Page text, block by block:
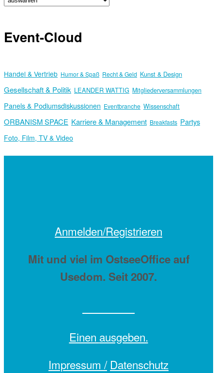
Event-Cloud
Handel & Vertrieb Humor & Spaß Recht & Geld Kunst & Design
Gesellschaft & Politik LEANDER WATTIG Mitgliederversammlungen
Panels & Podiumsdiskussionen Eventbranche Wissenschaft
ORBANISM SPACE Karriere & Management Breakfasts Partys
Foto, Film, TV & Video
Anmelden/Registrieren
Mit und viel im OstseeOffice auf
Usedom. Seit 2007.
Einen ausgeben.
Impressum / Datenschutz